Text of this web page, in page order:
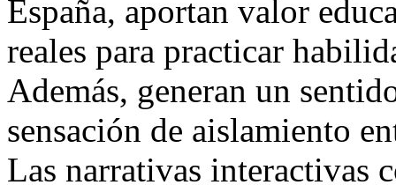
España, aportan valor
reales para practicar
Además, generan un
sensación de aislamiento
Las narrativas interactivas